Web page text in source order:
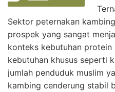
Sektor peternakan
prospek yang sangat
konteks kebutuhan
kebutuhan khusus seperti
jumlah penduduk muslim
kambing cenderung stabil